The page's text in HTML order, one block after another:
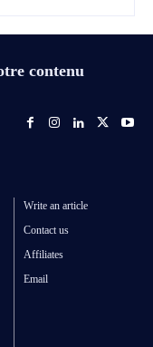
contenu
Write an article
Contact us
Affiliates
Email